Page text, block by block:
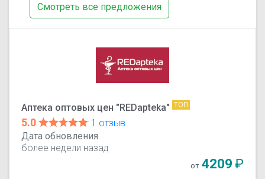
Смотреть все предложения
Аптека оптовых цен "REDapteka" ТОП
5.0
1 отзыв
Дата обновления
более недели назад
от 4209₽